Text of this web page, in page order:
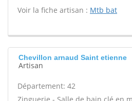
Voir la fiche artisan : Mtb bat
Chevillon arnaud Saint etienne
Artisan
Département: 42